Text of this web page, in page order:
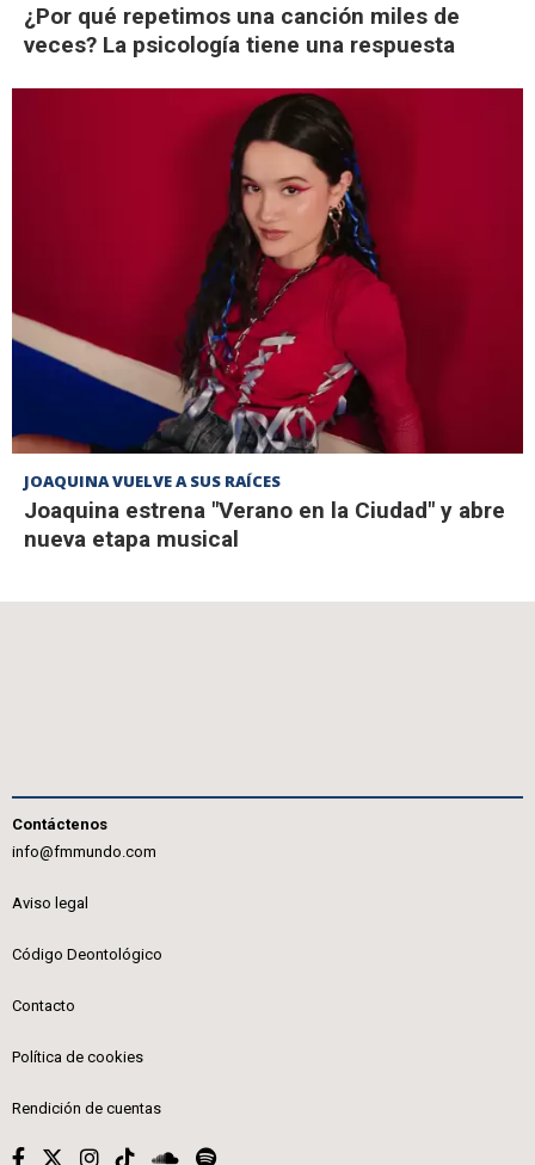
¿Por qué repetimos una canción miles de
veces? La psicología tiene una respuesta
JOAQUINA VUELVE A SUS RAÍCES
Joaquina estrena "Verano en la Ciudad" y abre
nueva etapa musical
Contáctenos
info@fmmundo.com
Aviso legal
Código Deontológico
Contacto
Política de cookies
Rendición de cuentas